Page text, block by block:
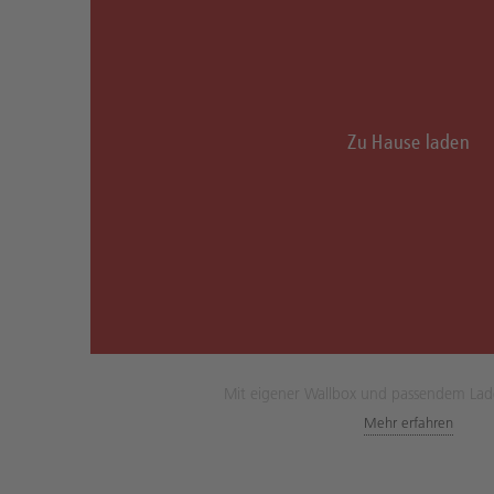
Zu Hause laden
Mehr erfahren